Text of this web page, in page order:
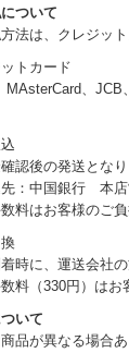
ついて
法は、クレジッ
トカード
MAsterCard、JCB
認後の発送となり
先：中国銀行 本
料はお客様のご負
時に、運送会社
料（330円）はお
いて
品が異なる場合